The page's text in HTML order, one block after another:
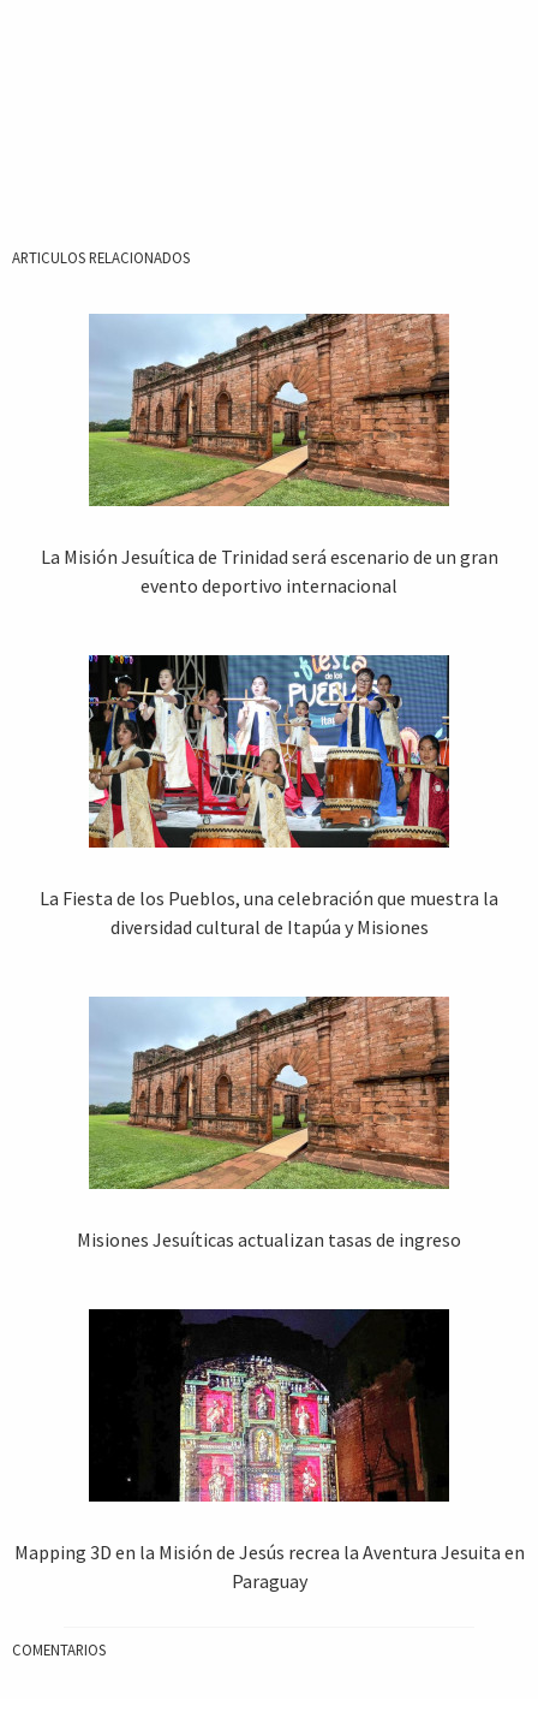
ARTICULOS RELACIONADOS
La Misión Jesuítica de Trinidad será escenario de un gran
evento deportivo internacional
La Fiesta de los Pueblos, una celebración que muestra la
diversidad cultural de Itapúa y Misiones
Misiones Jesuíticas actualizan tasas de ingreso
Mapping 3D en la Misión de Jesús recrea la Aventura Jesuita en
Paraguay
COMENTARIOS